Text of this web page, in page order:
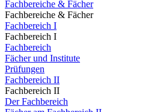
Fachbereiche & Fächer
Fachbereiche & Fächer
Fachbereich I
Fachbereich I
Fachbereich
Fächer und Institute
Prüfungen
Fachbereich II
Fachbereich II
Der Fachbereich